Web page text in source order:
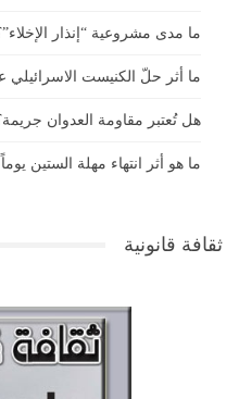
ما مدى مشروعية “إنذار
ما أثر حلّ الكنيست الاسرائيلي
هل تُعتبر مقاومة العدوان
ما هو أثر انتهاء مهلة الستين
ثقافة قانونية